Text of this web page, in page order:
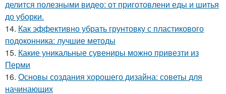
делится полезными видео: от приготовлени еды и шитья
до уборки.
14. Как эффективно убрать грунтовку с пластикового
подоконника: лучшие методы
15. Какие уникальные сувениры можно привезти из
Перми
16. Основы создания хорошего дизайна: советы для
начинающих